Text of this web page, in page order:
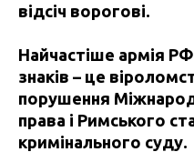
відсіч ворогові.
Найчастіше армія
знаків – це
порушення
права і Римського
кримінального суду.